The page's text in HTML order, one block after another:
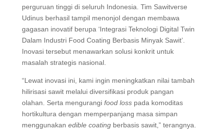
perguruan tinggi di seluruh Indonesia. Tim Sawitverse
Udinus berhasil tampil menonjol dengan membawa
gagasan inovatif berupa ‘Integrasi Teknologi Digital Twin
Dalam Industri Food Coating Berbasis Minyak Sawit’.
Inovasi tersebut menawarkan solusi konkrit untuk
masalah strategis nasional.
“Lewat inovasi ini, kami ingin meningkatkan nilai tambah
hilirisasi sawit melalui diversifikasi produk pangan
olahan. Serta mengurangi food loss pada komoditas
hortikultura dengan memperpanjang masa simpan
menggunakan edible coatingberbasis sawit,” terangnya.